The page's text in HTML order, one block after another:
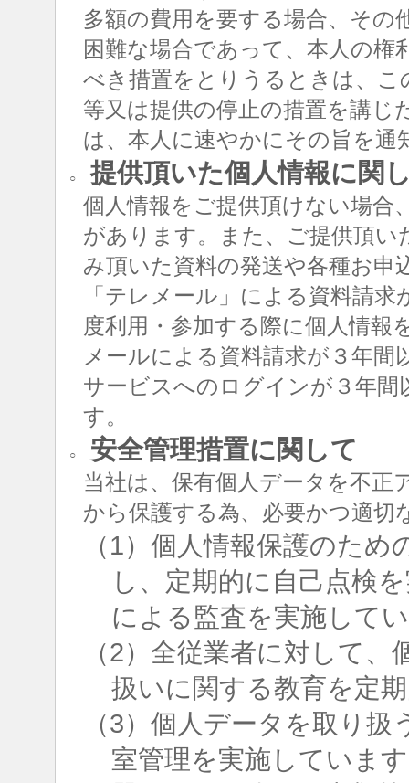
多額の費用を要する場合、その
困難な場合であって、本人の
べき措置をとりうるときは、
等又は提供の停止の措置を講
は、本人に速やかにその旨を通
○ 提供頂いた個人情報に関
個人情報をご提供頂けない場合
があります。また、ご提供頂い
み頂いた資料の発送や各種お
「テレメール」による資料請
度利用・参加する際に個人情
メールによる資料請求が３年間
サービスへのログインが３年間
す。
○ 安全管理措置に関して
当社は、保有個人データを不正
から保護する為、必要かつ適切
（1）個人情報保護のた
し、定期的に自己点検
による監査を実施して
（2）全従業者に対して
扱いに関する教育を定
（3）個人データを取り
室管理を実施していま